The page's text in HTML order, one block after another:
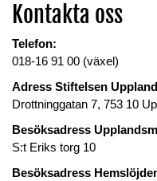
Kontakta oss
Telefon:
018-16 91 00 (växel)
Adress Stiftelsen
Drottninggatan 7, 753 10
Besöksadress
S:t Eriks torg 10
Besöksadress